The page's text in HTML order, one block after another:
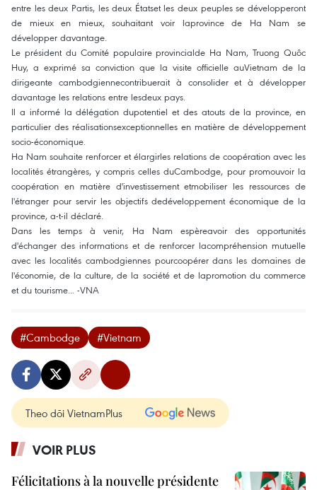
entre les deux Partis, les deux Étatset les deux peuples se développeront
de mieux en mieux, souhaitant voir laprovince de Ha Nam se
développer davantage.
Le président du Comité populaire provincialde Ha Nam, Truong Quôc
Huy, a exprimé sa conviction que la visite officielle auVietnam de la
dirigeante cambodgiennecontribuerait à consolider et à développer
davantage les relations entre lesdeux pays.
Il a informé la délégation dupotentiel et des atouts de la province, en
particulier des réalisationsexceptionnelles en matière de développement
socio-économique.
Ha Nam souhaite renforcer et élargirles relations de coopération avec les
localités étrangères, y compris celles duCambodge, pour promouvoir la
coopération en matière d'investissement etmobiliser les ressources de
l'étranger pour servir les objectifs dedéveloppement économique de la
province, a-t-il déclaré.
Dans les temps à venir, Ha Nam espèreavoir des opportunités
d'échanger des informations et de renforcer lacompréhension mutuelle
avec les localités cambodgiennes pourcoopérer dans les domaines de
l'économie, de la culture, de la société et de lapromotion du commerce
et du tourisme... -VNA
#Cambodge #Vietnam
Theo dõi VietnamPlus
VOIR PLUS
Félicitations à la nouvelle présidente